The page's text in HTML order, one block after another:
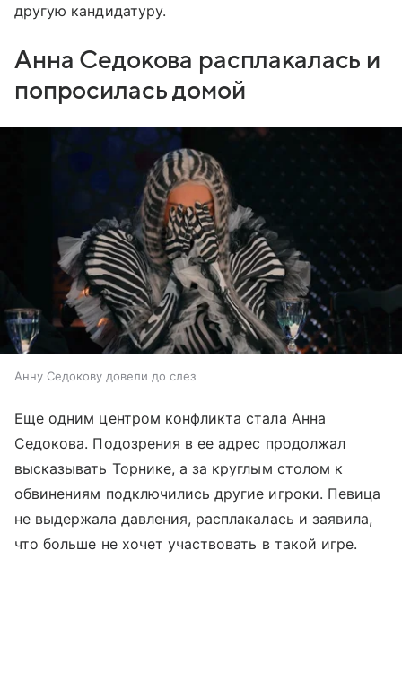
другую кандидатуру.
Анна Седокова расплакалась и
попросилась домой
Анну Седокову довели до слез
Еще одним центром конфликта стала Анна
Седокова. Подозрения в ее адрес продолжал
высказывать Торнике, а за круглым столом к
обвинениям подключились другие игроки. Певица
не выдержала давления, расплакалась и заявила,
что больше не хочет участвовать в такой игре.